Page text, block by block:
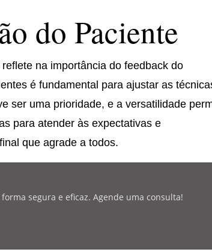
do Paciente
na importância do feedback do
é fundamental para ajustar as
ser uma prioridade, e a versatilidade
para atender às expectativas e
que agrade a todos.
segura e eficaz. Agende uma consulta!